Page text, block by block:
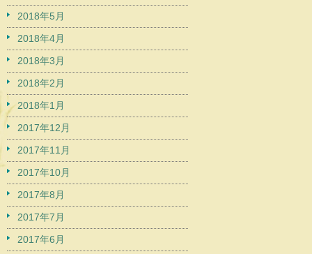
2018年5月
2018年4月
2018年3月
2018年2月
2018年1月
2017年12月
2017年11月
2017年10月
2017年8月
2017年7月
2017年6月